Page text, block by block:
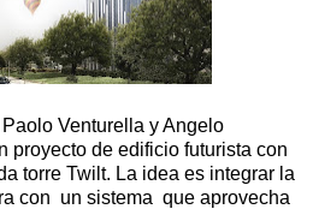
Venturella y Angelo
proyecto de edificio futurista con
torre Twilt. La idea es integrar la
con un sistema que aprovecha